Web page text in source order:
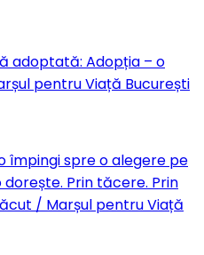
adoptată: Adopția – o
pentru Viață București
împingi spre o alegere pe
Prin tăcere. Prin
/ Marșul pentru Viață